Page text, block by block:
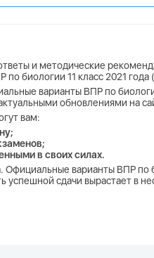
и методические
биологии 11 класс 2021
варианты ВПР по
обновлениями на
вам:
в своих силах.
варианты ВПР по
сдачи вырастает в